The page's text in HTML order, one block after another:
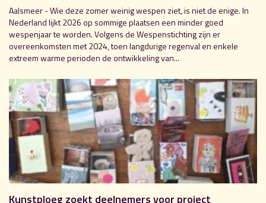
Aalsmeer - Wie deze zomer weinig wespen ziet, is niet de enige. In
Nederland lijkt 2026 op sommige plaatsen een minder goed
wespenjaar te worden. Volgens de Wespenstichting zijn er
overeenkomsten met 2024, toen langdurige regenval en enkele
extreem warme perioden de ontwikkeling van...
Kunstploeg zoekt deelnemers voor project